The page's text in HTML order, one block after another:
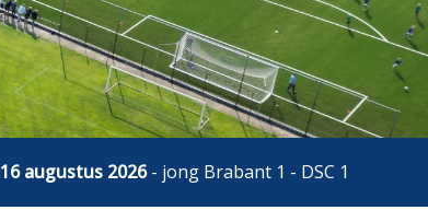
16 augustus 2026- jong Brabant 1 - DSC 1